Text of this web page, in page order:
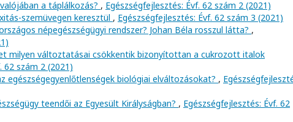
a táplálkozás? , Egészségfejlesztés: Évf. 62 szám 2 (2021)
szemüvegen keresztül , Egészségfejlesztés: Évf. 62 szám 3 (2021)
népegészségügyi rendszer? Johan Béla rosszul látta? ,
milyen változtatásai csökkentik bizonyítottan a cukrozott italok
62 szám 2 (2021)
egészségegyenlőtlenségek biológiai elváltozásokat? ,
teendői az Egyesült Királyságban? , Egészségfejlesztés: Évf. 62